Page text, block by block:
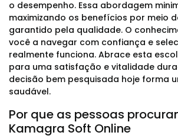
o desempenho. Essa abordagem
maximizando os benefícios por meio
garantido pela qualidade. O
você a navegar com confiança e
realmente funciona. Abrace esta
para uma satisfação e vitalidade
decisão bem pesquisada hoje forma
saudável.
Por que as pessoas
Kamagra Soft Online